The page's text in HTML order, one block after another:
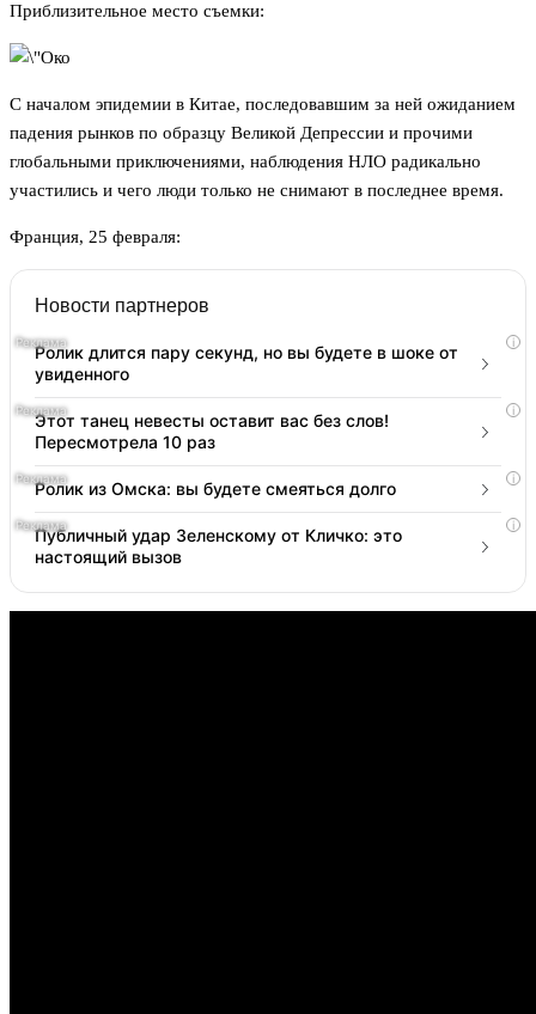
Приблизительное место съемки:
С началом эпидемии в Китае, последовавшим за ней ожиданием
падения рынков по образцу Великой Депрессии и прочими
глобальными приключениями, наблюдения НЛО радикально
участились и чего люди только не снимают в последнее время.
Франция, 25 февраля:
Новости партнеров
i
Ролик длится пару секунд, но вы будете в шоке от
увиденного
i
Этот танец невесты оставит вас без слов!
Пересмотрела 10 раз
i
Ролик из Омска: вы будете смеяться долго
i
Публичный удар Зеленскому от Кличко: это
настоящий вызов